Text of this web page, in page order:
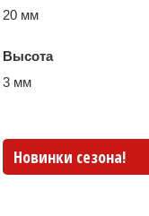
20 мм
Высота
3 мм
Новинки сезона!